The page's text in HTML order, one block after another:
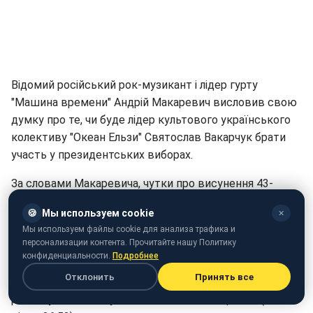
Відомий російський рок-музикант і лідер гурту
"Машина времени" Андрій Макаревич висловив свою
думку про те, чи буде лідер культового українського
колективу "Океан Ельзи" Святослав Вакарчук брати
участь у президентських виборах.
За словами Макаревича, чутки про висунення 43-
поширюють без його участі. Про це лідер "Машины
времени" заявив в ефірі радіостанції "Эхо Москвы".
"Я з ним знайомий. Він чудовий музикант, він хороший
малий дуже. І я думаю, що цю журавлину хтось
розвішує без його участі", - вважає Макаревич (на
🍪 Мы используем cookie ✕
Мы используем файлы cookie для анализа трафика и
персонализации контента. Прочитайте нашу Политику
конфиденциальности. Подробнее
Отклонить Принять все